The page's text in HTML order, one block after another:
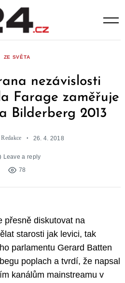
ZE SVĚTA
nezávislosti
Farage zaměřuje
Bilderberg 2013
Redakce 26. 4. 2018
Leave a reply
78
přesně diskutovat na
starosti jak levici, tak
parlamentu Gerard Batten
poplach a tvrdí, že napsal
kanálům mainstreamu v